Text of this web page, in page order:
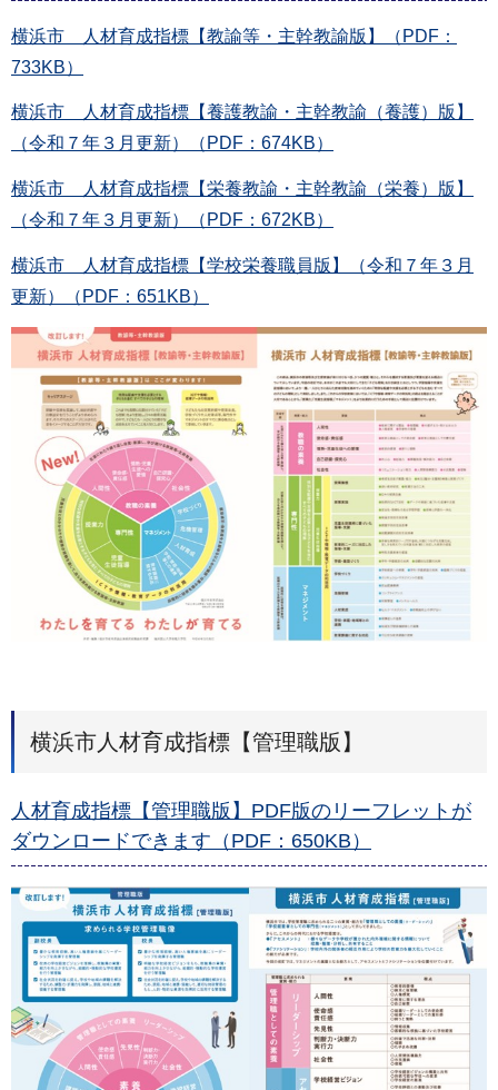
横浜市 人材育成指標【教諭等・主幹教諭版】（PDF：
733KB）
横浜市 人材育成指標【養護教諭・主幹教諭（養護）版】
（令和７年３月更新）（PDF：674KB）
横浜市 人材育成指標【栄養教諭・主幹教諭（栄養）版】
（令和７年３月更新）（PDF：672KB）
横浜市 人材育成指標【学校栄養職員版】（令和７年３月
更新）（PDF：651KB）
横浜市人材育成指標【管理職版】
人材育成指標【管理職版】PDF版のリーフレットが
ダウンロードできます（PDF：650KB）